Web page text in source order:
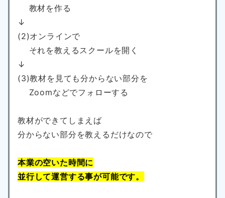
教材を作る
↓
(2)オンラインで
それを教えるスクールを開く
↓
(3)教材を見ても分からない部分を
Zoomなどでフォローする
教材ができてしまえば
分からない部分を教えるだけなので
本業の空いた時間に
並行して運営する事が可能です。